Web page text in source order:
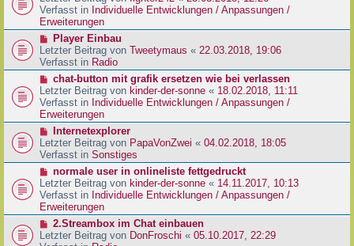
g
e
i
t
a
g
u
e
r
B
e
i
r
a
g
Verfasst in Individuelle Entwicklungen / Anpassungen /
Erweiterungen
N
e
u
e
r
B
e
i
r
a
g
Player Einbau
Letzter Beitrag von Tweetymaus « 22.03.2018, 19:06
Verfasst in Radio
N
e
u
e
r
B
e
i
r
a
g
chat-button mit grafik ersetzen wie bei verlassen
Letzter Beitrag von kinder-der-sonne « 18.02.2018, 11:11
Verfasst in Individuelle Entwicklungen / Anpassungen /
Erweiterungen
N
e
u
e
r
B
e
i
r
Internetexplorer
Letzter Beitrag von PapaVonZwei « 04.02.2018, 18:05
Verfasst in Sonstiges
N
e
u
e
r
B
e
normale user in onlineliste fettgedruckt
Letzter Beitrag von kinder-der-sonne « 14.11.2017, 10:13
Verfasst in Individuelle Entwicklungen / Anpassungen /
Erweiterungen
N
e
2.Streambox im Chat einbauen
Letzter Beitrag von DonFroschi « 05.10.2017, 22:29